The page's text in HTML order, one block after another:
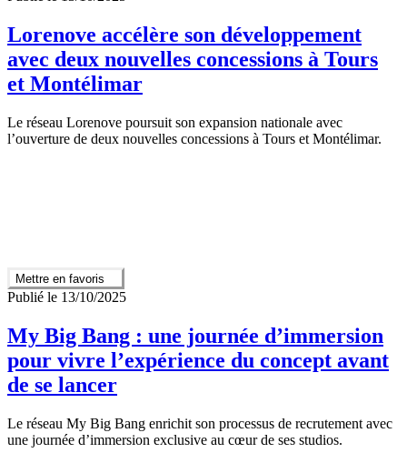
Lorenove accélère son développement
avec deux nouvelles concessions à Tours
et Montélimar
Le réseau Lorenove poursuit son expansion nationale avec
l’ouverture de deux nouvelles concessions à Tours et Montélimar.
Mettre en favoris
Publié le 13/10/2025
My Big Bang : une journée d’immersion
pour vivre l’expérience du concept avant
de se lancer
Le réseau My Big Bang enrichit son processus de recrutement avec
une journée d’immersion exclusive au cœur de ses studios.